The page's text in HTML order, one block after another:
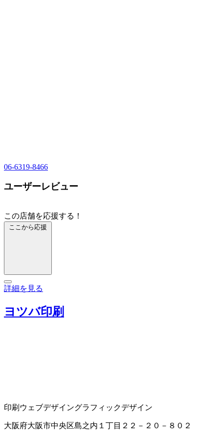
06-6319-8466
ユーザーレビュー
この店舗を応援する！
ここから応援
詳細を見る
ヨツバ印刷
印刷 ウェブデザイングラフィックデザイン
大阪府大阪市中央区島之内１丁目２２－２０－８０２